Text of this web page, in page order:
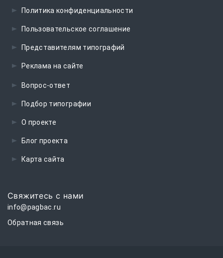
Политика конфиденциальности
Пользовательское соглашение
Представителям типографий
Реклама на сайте
Вопрос-ответ
Подбор типографии
О проекте
Блог проекта
Карта сайта
Свяжитесь с нами
info@pagbac.ru
Обратная связь